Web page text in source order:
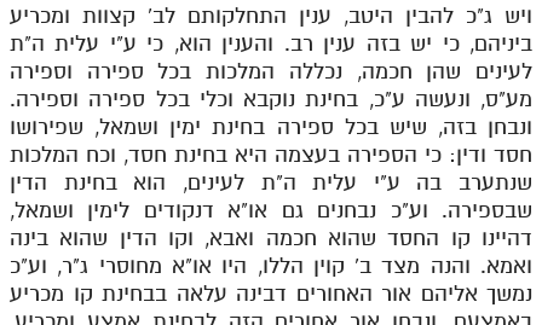
ויש ג"כ להבין היטב, ענין התחלקותם לב' קצוות ומכריע
ביניהם, כי יש בזה ענין רב. והענין הוא, כי ע"י עלית ה"ת
לעינים שהן חכמה, נכללה המלכות בכל ספירה וספירה
מע"ס, ונעשה ע"כ, בחינת נוקבא וכלי בכל ספירה וספירה.
ונבחן בזה, שיש בכל ספירה בחינת ימין ושמאל, שפירושו
חסד ודין: כי הספירה בעצמה היא בחינת חסד, וכח המלכות
שנתערב בה ע"י עלית ה"ת לעינים, הוא בחינת הדין
שבספירה. וע"כ נבחנים גם או"א דנקודים לימין ושמאל,
דהיינו קו החסד שהוא חכמה ואבא, וקו הדין שהוא בינה
ואמא. והנה מצד ב' קוין הללו, היו או"א מחוסרי ג"ר, וע"כ
נמשך אליהם אור האחורים דבינה עלאה בבחינת קו מכריע